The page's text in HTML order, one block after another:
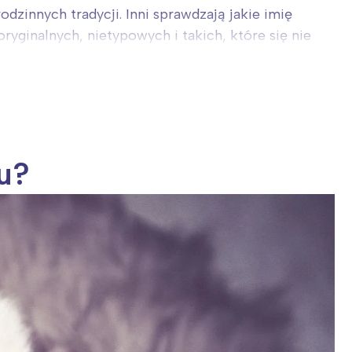
tradycji. Inni sprawdzają jakie imię
nietypowych i takich, które się nie